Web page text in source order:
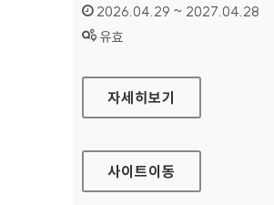
인증기간 :
2026.04.29 ~ 2027.04.28
상태 :
유효
더케이저축은행
자세히보기
사이트이동